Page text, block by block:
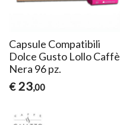
Capsule Compatibili
Dolce Gusto Lollo Caffè
Nera 96 pz.
€ 23,00